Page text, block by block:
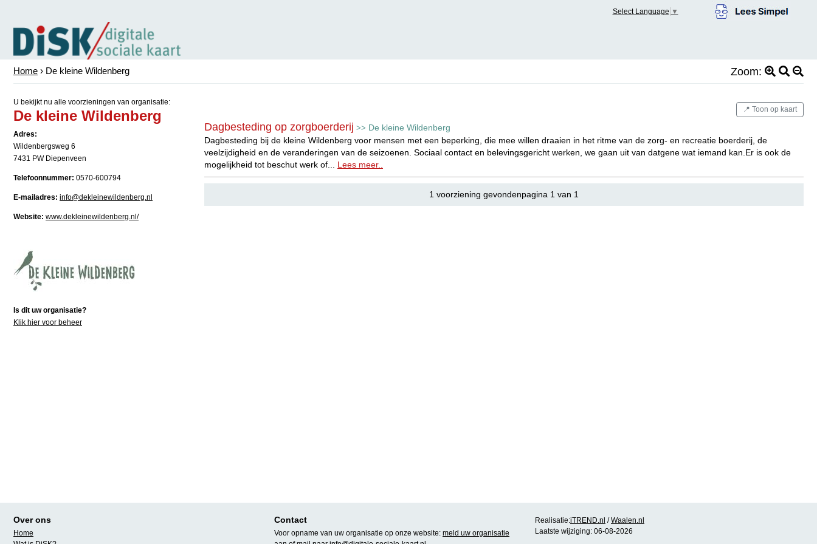
Select Language ▼
Home › De kleine Wildenberg Zoom:
U bekijkt nu alle voorzieningen van organisatie:
De kleine Wildenberg
Adres:
Wildenbergsweg 6
7431 PW Diepenveen
Telefoonnummer: 0570-600794
E-mailadres: info@dekleinewildenberg.nl
Website: www.dekleinewildenberg.nl/
Is dit uw organisatie?
Klik hier voor beheer
📍 Toon op kaart
Dagbesteding op zorgboerderij >> De kleine Wildenberg
Dagbesteding bij de kleine Wildenberg voor mensen met een beperking, die mee willen draaien in het ritme van de zorg- en recreatie boerderij, de
veelzijdigheid en de veranderingen van de seizoenen. Sociaal contact en belevingsgericht werken, we gaan uit van datgene wat iemand kan.Er is ook de
mogelijkheid tot beschut werk of... Lees meer..
1 voorziening gevondenpagina 1 van 1
Over ons
Home
Contact
Voor opname van uw organisatie op onze website: meld uw organisatie
Realisatie:iTREND.nl /Waalen.nl
Laatste wijziging: 06-08-2026